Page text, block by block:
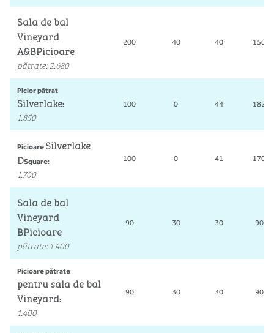
Sala de bal
Vineyard
A&BPicioare
pătrate:2.680
200 40 40 150
Picior pătrat
Silverlake:
1.850
100 0 44 182
Picioare Silverlake
DSquare:
1.700
100 0 41 170
Sala de bal
Vineyard
BPicioare
pătrate: 1.400
90 30 30 90
Picioare pătrate
pentru sala de bal
Vineyard:
1.400
90 30 30 90